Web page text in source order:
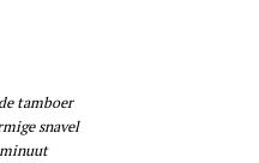
tamboer
snavel